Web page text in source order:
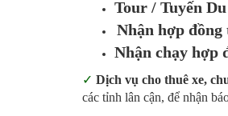
Tour / Tuyến
Nhận hợp đồng
Nhận chạy hợp
✓ Dịch vụ cho thuê xe,
các tỉnh lân cận, để nhận